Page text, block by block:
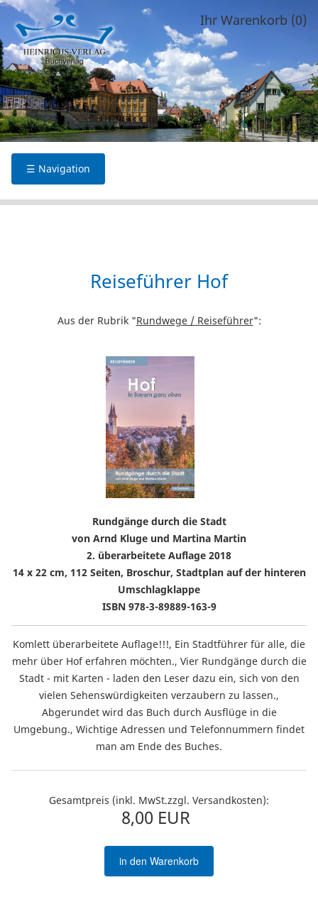
Ihr Warenkorb (0)
☰ Navigation
Reiseführer Hof
Aus der Rubrik "Rundwege / Reiseführer":
Rundgänge durch die Stadt
von Arnd Kluge und Martina Martin
2. überarbeitete Auflage 2018
14 x 22 cm, 112 Seiten, Broschur, Stadtplan auf der hinteren
Umschlagklappe
ISBN 978-3-89889-163-9
Komlett überarbeitete Auflage!!!, Ein Stadtführer für alle, die
mehr über Hof erfahren möchten., Vier Rundgänge durch die
Stadt - mit Karten - laden den Leser dazu ein, sich von den
vielen Sehenswürdigkeiten verzaubern zu lassen.,
Abgerundet wird das Buch durch Ausflüge in die
Umgebung., Wichtige Adressen und Telefonnummern findet
man am Ende des Buches.
Gesamtpreis (inkl. MwSt.zzgl. Versandkosten):
8,00 EUR
in den Warenkorb